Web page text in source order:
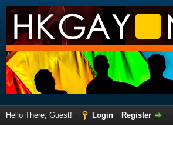
Hello There, Guest! Login
Register